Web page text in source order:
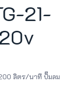
21-
ลิตร/นาที ปั๊มลม